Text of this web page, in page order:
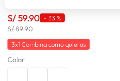
6. tv
7. laptop
8.
S/59.90 - 33 %
S/ 89.90
3x1 Combina como quieras
Color